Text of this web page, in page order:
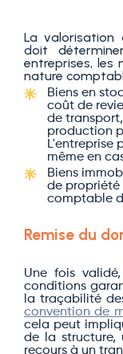
La valorisation
doit
entreprises, les
nature
Biens en
coût de
de
production
L'entreprise
même en
Biens
de propriété
comptable
Remise du
Une fois
conditions
la traçabilité
convention de
cela peut
de la structure,
recours à un